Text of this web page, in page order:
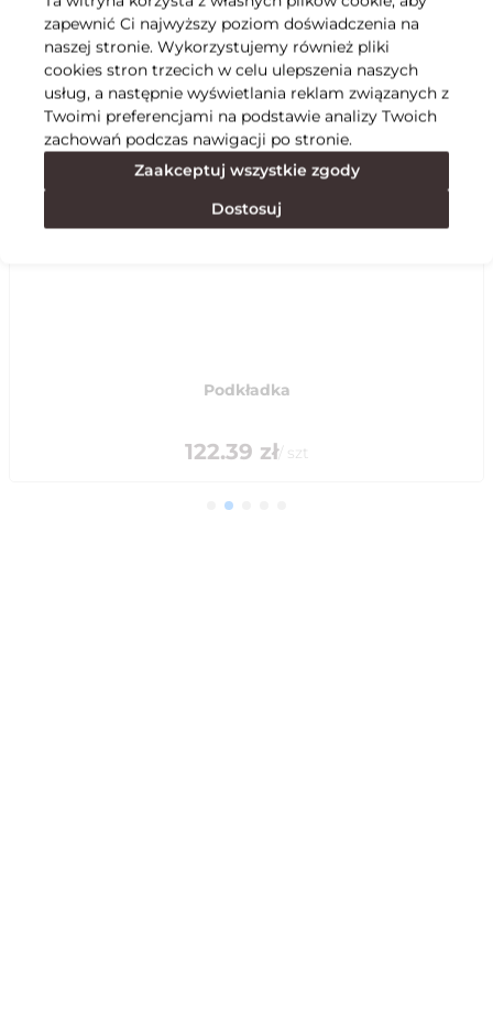
Specyfikacja
Polecane
Podkładka
122.39 zł/ szt
zapewnić Ci najwyższy poziom doświadczenia na
naszej stronie. Wykorzystujemy również pliki
cookies stron trzecich w celu ulepszenia naszych
usług, a następnie wyświetlania reklam związanych z
Twoimi preferencjami na podstawie analizy Twoich
zachowań podczas nawigacji po stronie.
Zaakceptuj wszystkie zgody
Dostosuj